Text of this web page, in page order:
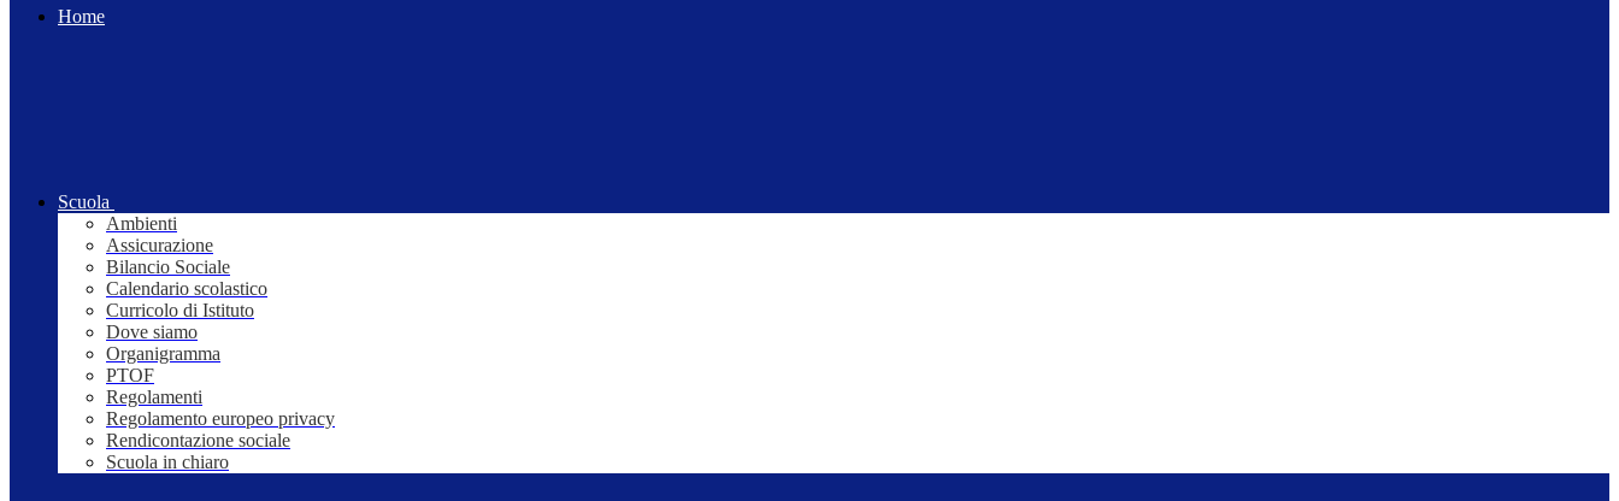
Home
Scuola
Ambienti
Assicurazione
Bilancio Sociale
Calendario scolastico
Curricolo di Istituto
Dove siamo
Organigramma
PTOF
Regolamenti
Regolamento europeo privacy
Rendicontazione sociale
Scuola in chiaro